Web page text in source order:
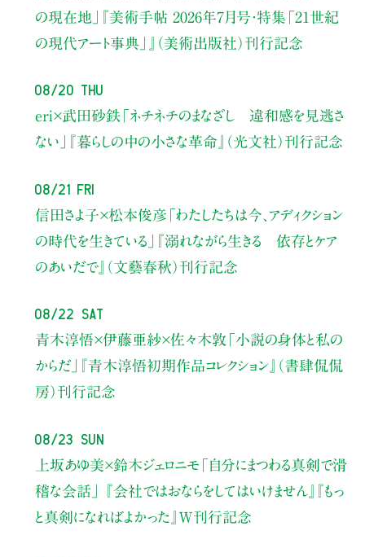
の現在地」
『美術手帖 2026年7月号・特集「21世紀
の現代アート事典」』（美術出版社）刊行記念
08/20 Thu
eri×武田砂鉄「ネチネチのまなざし 違和感を見逃さ
ない」
『暮らしの中の小さな革命』（光文社）刊行記念
08/21 Fri
信田さよ子×松本俊彦 「わたしたちは今、アディクション
の時代を生きている」
『溺れながら生きる 依存とケア
のあいだで』（文藝春秋）刊行記念
08/22 Sat
青木淳悟×伊藤亜紗×佐々木敦 「小説の身体と私の
からだ」
『青木淳悟初期作品コレクション』（書肆侃侃
房）刊行記念
08/23 Sun
上坂あゆ美×鈴木ジェロニモ 「自分にまつわる真剣で滑
稽な会話」
『会社ではおならをしてはいけません』『もっ
と真剣になればよかった』W刊行記念